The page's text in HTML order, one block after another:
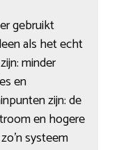
gebruikt
als het echt
minder
en
zijn: de
en hogere
systeem